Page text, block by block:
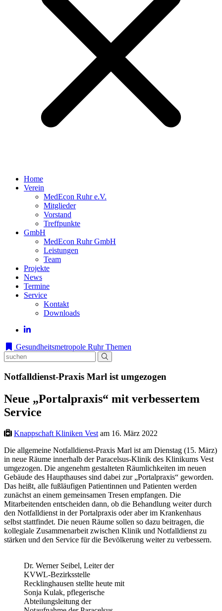
Home
Verein
MedEcon Ruhr e.V.
Mitglieder
Vorstand
Treffpunkte
GmbH
MedEcon Ruhr GmbH
Leistungen
Team
Projekte
News
Termine
Service
Kontakt
Downloads
Gesundheitsmetropole Ruhr Themen
Notfalldienst-Praxis Marl ist umgezogen
Neue „Portalpraxis“ mit verbessertem
Service
Knappschaft Kliniken Vest am 16. März 2022
Die allgemeine Notfalldienst-Praxis Marl ist am Dienstag (15. März)
in neue Räume innerhalb der Paracelsus-Klinik des Klinikums Vest
umgezogen. Die angenehm gestalteten Räumlichkeiten im neuen
Gebäude des Haupthauses sind dabei zur „Portalpraxis“ geworden.
Das heißt, alle fußläufigen Patientinnen und Patienten werden
zunächst an einem gemeinsamen Tresen empfangen. Die
Mitarbeitenden entscheiden dann, ob die Behandlung weiter durch
den Notfalldienst in der Portalpraxis oder aber im Krankenhaus
selbst stattfindet. Die neuen Räume sollen so dazu beitragen, die
kollegiale Zusammenarbeit zwischen Klinik und Notfalldienst zu
stärken und den Service für die Bevölkerung weiter zu verbessern.
Dr. Werner Seibel, Leiter der
KVWL-Bezirksstelle
Recklinghausen stellte heute mit
Sonja Kulak, pflegerische
Abteilungsleitung der